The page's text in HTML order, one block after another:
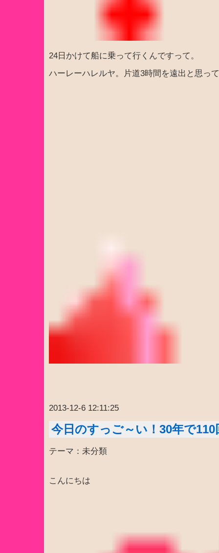
24日かけて船に乗って行くんですって。
ハーレーハレルヤ。片道3時間を遠出と思っ
2013-12-6 12:11:25
今日のすっご～い！30年で110
テーマ：未分類
こんにちは